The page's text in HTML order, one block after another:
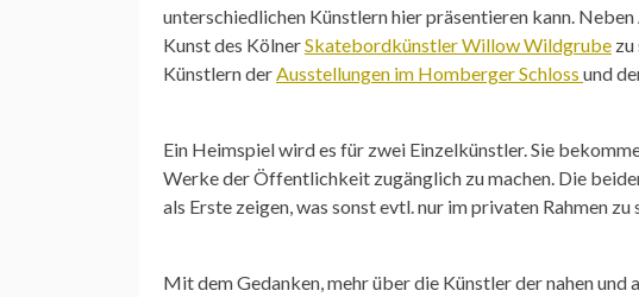
unterschiedlichen Künstlern hier präsentieren kann.
Kunst des KölnerSkatebordkünstler Willow Wildgrube zu
Künstlern der Ausstellungen im Homberger Schloss und
Ein Heimspiel wird es für zwei Einzelkünstler. Sie
Werke der Öffentlichkeit zugänglich zu machen. Die
als Erste zeigen, was sonst evtl. nur im privaten Rahmen zu
Mit dem Gedanken, mehr über die Künstler der nahen